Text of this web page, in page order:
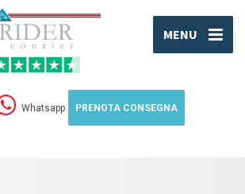
MENU
Whatsapp PRENOTA CONSEGNA